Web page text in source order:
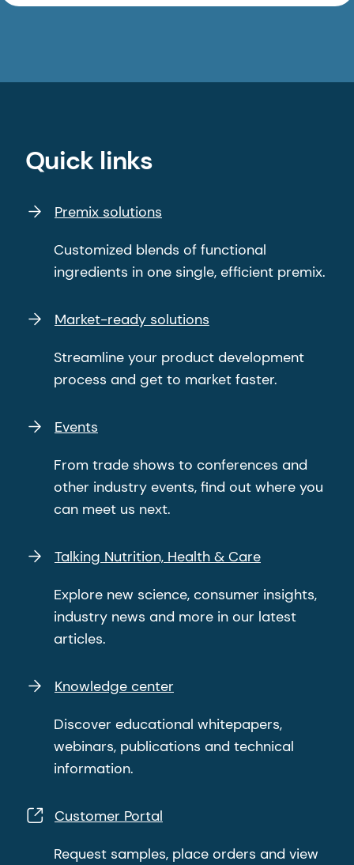
Quick links
Premix solutions
Customized blends of functional
ingredients in one single, efficient premix.
Market-ready solutions
Streamline your product development
process and get to market faster.
Events
From trade shows to conferences and
other industry events, find out where you
can meet us next.
Talking Nutrition, Health & Care
Explore new science, consumer insights,
industry news and more in our latest
articles.
Knowledge center
Discover educational whitepapers,
webinars, publications and technical
information.
Customer Portal
Request samples, place orders and view